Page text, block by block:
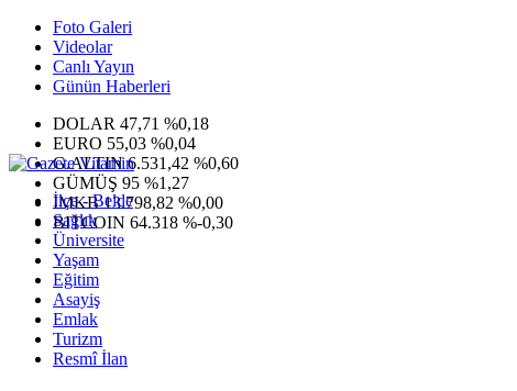
Foto Galeri
Videolar
Canlı Yayın
Günün Haberleri
DOLAR 47,71 %0,18
EURO 55,03 %0,04
G.ALTIN6.531,42 %0,60
GÜMÜŞ 95 %1,27
IMKB13.798,82 %0,00
BITCOIN 64.318 %-0,30
İlçe - Belde
Sağlık
Üniversite
Yaşam
Eğitim
Asayiş
Emlak
Turizm
Resmî İlan